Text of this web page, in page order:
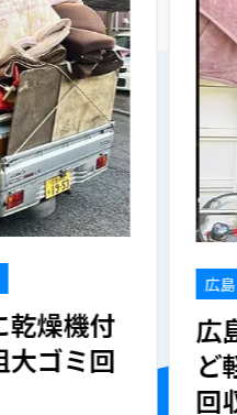
乾燥機付
大ゴミ回
広
広
ど
回